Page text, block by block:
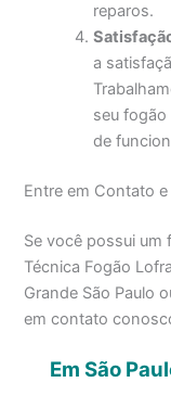
reparos.
a
seu
de
Entre em Contato
Se você possui um
Técnica Fogão
Grande São Paulo
em contato
Em São